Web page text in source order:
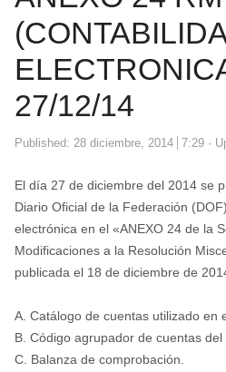
27/12/14
Published: 28 diciembre, 2014 7:29
El día 27 de diciembre del 2014 se
Diario Oficial de la Federación
electrónica en el «ANEXO 24 de la
Modificaciones a la Resolución
publicada el 18 de diciembre de
A. Catálogo de cuentas utilizado en
B. Código agrupador de cuentas del
C. Balanza de comprobación.